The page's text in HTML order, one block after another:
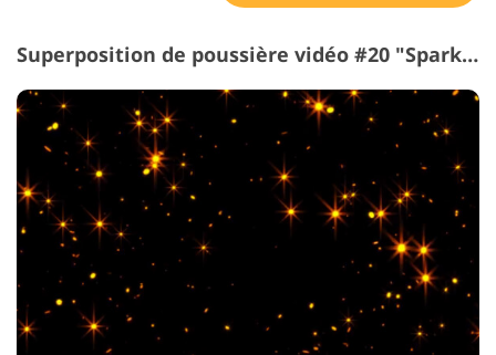
Superposition de poussière vidéo #20 "Sparkle"